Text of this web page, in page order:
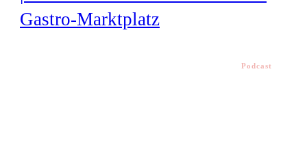
Gastro-Marktplatz
Podcast